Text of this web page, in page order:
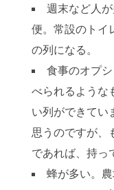
週末など人
便。常設のトイ
の列になる。
食事のオプ
べられるような
い列ができてい
思うのですが、
であれば、持っ
蜂が多い。